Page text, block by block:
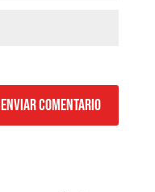
Enviar comentario